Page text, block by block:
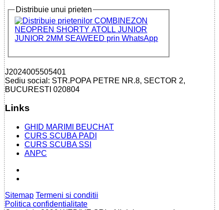
Distribuie unui prieten
J2024005505401
Sediu social: STR.POPA PETRE NR.8, SECTOR 2,
BUCURESTI 020804
Links
GHID MARIMI BEUCHAT
CURS SCUBA PADI
CURS SCUBA SSI
ANPC
Sitemap Termeni si conditii
Politica confidentialitate